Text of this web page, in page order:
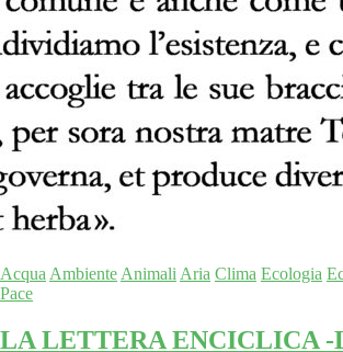
Acqua Ambiente Animali Aria Clima Ecologia
Pace
LA LETTERA ENCICLICA -